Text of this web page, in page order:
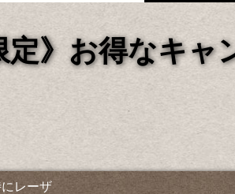
》お得なキャ
レーザ